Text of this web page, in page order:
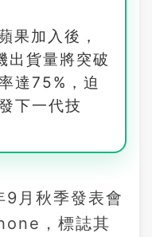
果加入後，
出貨量將突破
達75%，迫
下一代技
月秋季發表會
，標誌其